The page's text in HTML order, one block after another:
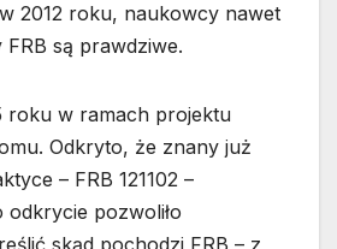
2012 roku, naukowcy nawet
są prawdziwe.
roku w ramach projektu
Odkryto, że znany już
– FRB 121102 –
odkrycie pozwoliło